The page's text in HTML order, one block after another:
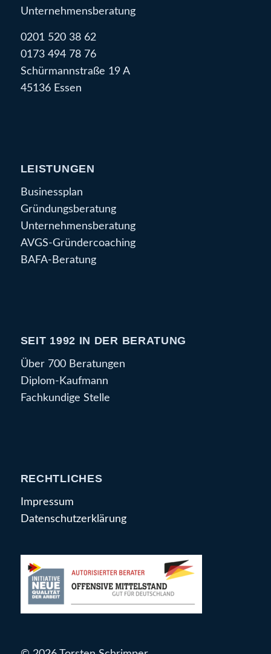
Unternehmensberatung
0201 520 38 62
0173 494 78 76
Schürmannstraße 19 A
45136 Essen
LEISTUNGEN
Businessplan
Gründungsberatung
Unternehmensberatung
AVGS-Gründercoaching
BAFA-Beratung
SEIT 1992 IN DER BERATUNG
Über 700 Beratungen
Diplom-Kaufmann
Fachkundige Stelle
RECHTLICHES
Impressum
Datenschutzerklärung